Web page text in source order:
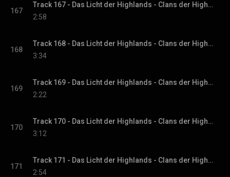
167
Track 167 - Das Licht der Highlands - Clans der Highlands-Reihe, Band 1
2:58
168
Track 168 - Das Licht der Highlands - Clans der Highlands-Reihe, Band 1
3:34
169
Track 169 - Das Licht der Highlands - Clans der Highlands-Reihe, Band 1
2:22
170
Track 170 - Das Licht der Highlands - Clans der Highlands-Reihe, Band 1
3:12
171
Track 171 - Das Licht der Highlands - Clans der Highlands-Reihe, Band 1
2:54